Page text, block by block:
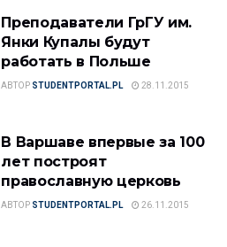
Преподаватели ГрГУ им.
Янки Купалы будут
работать в Польше
АВТОР STUDENTPORTAL.PL 28.11.2015
В Варшаве впервые за 100
лет построят
православную церковь
АВТОР STUDENTPORTAL.PL 26.11.2015